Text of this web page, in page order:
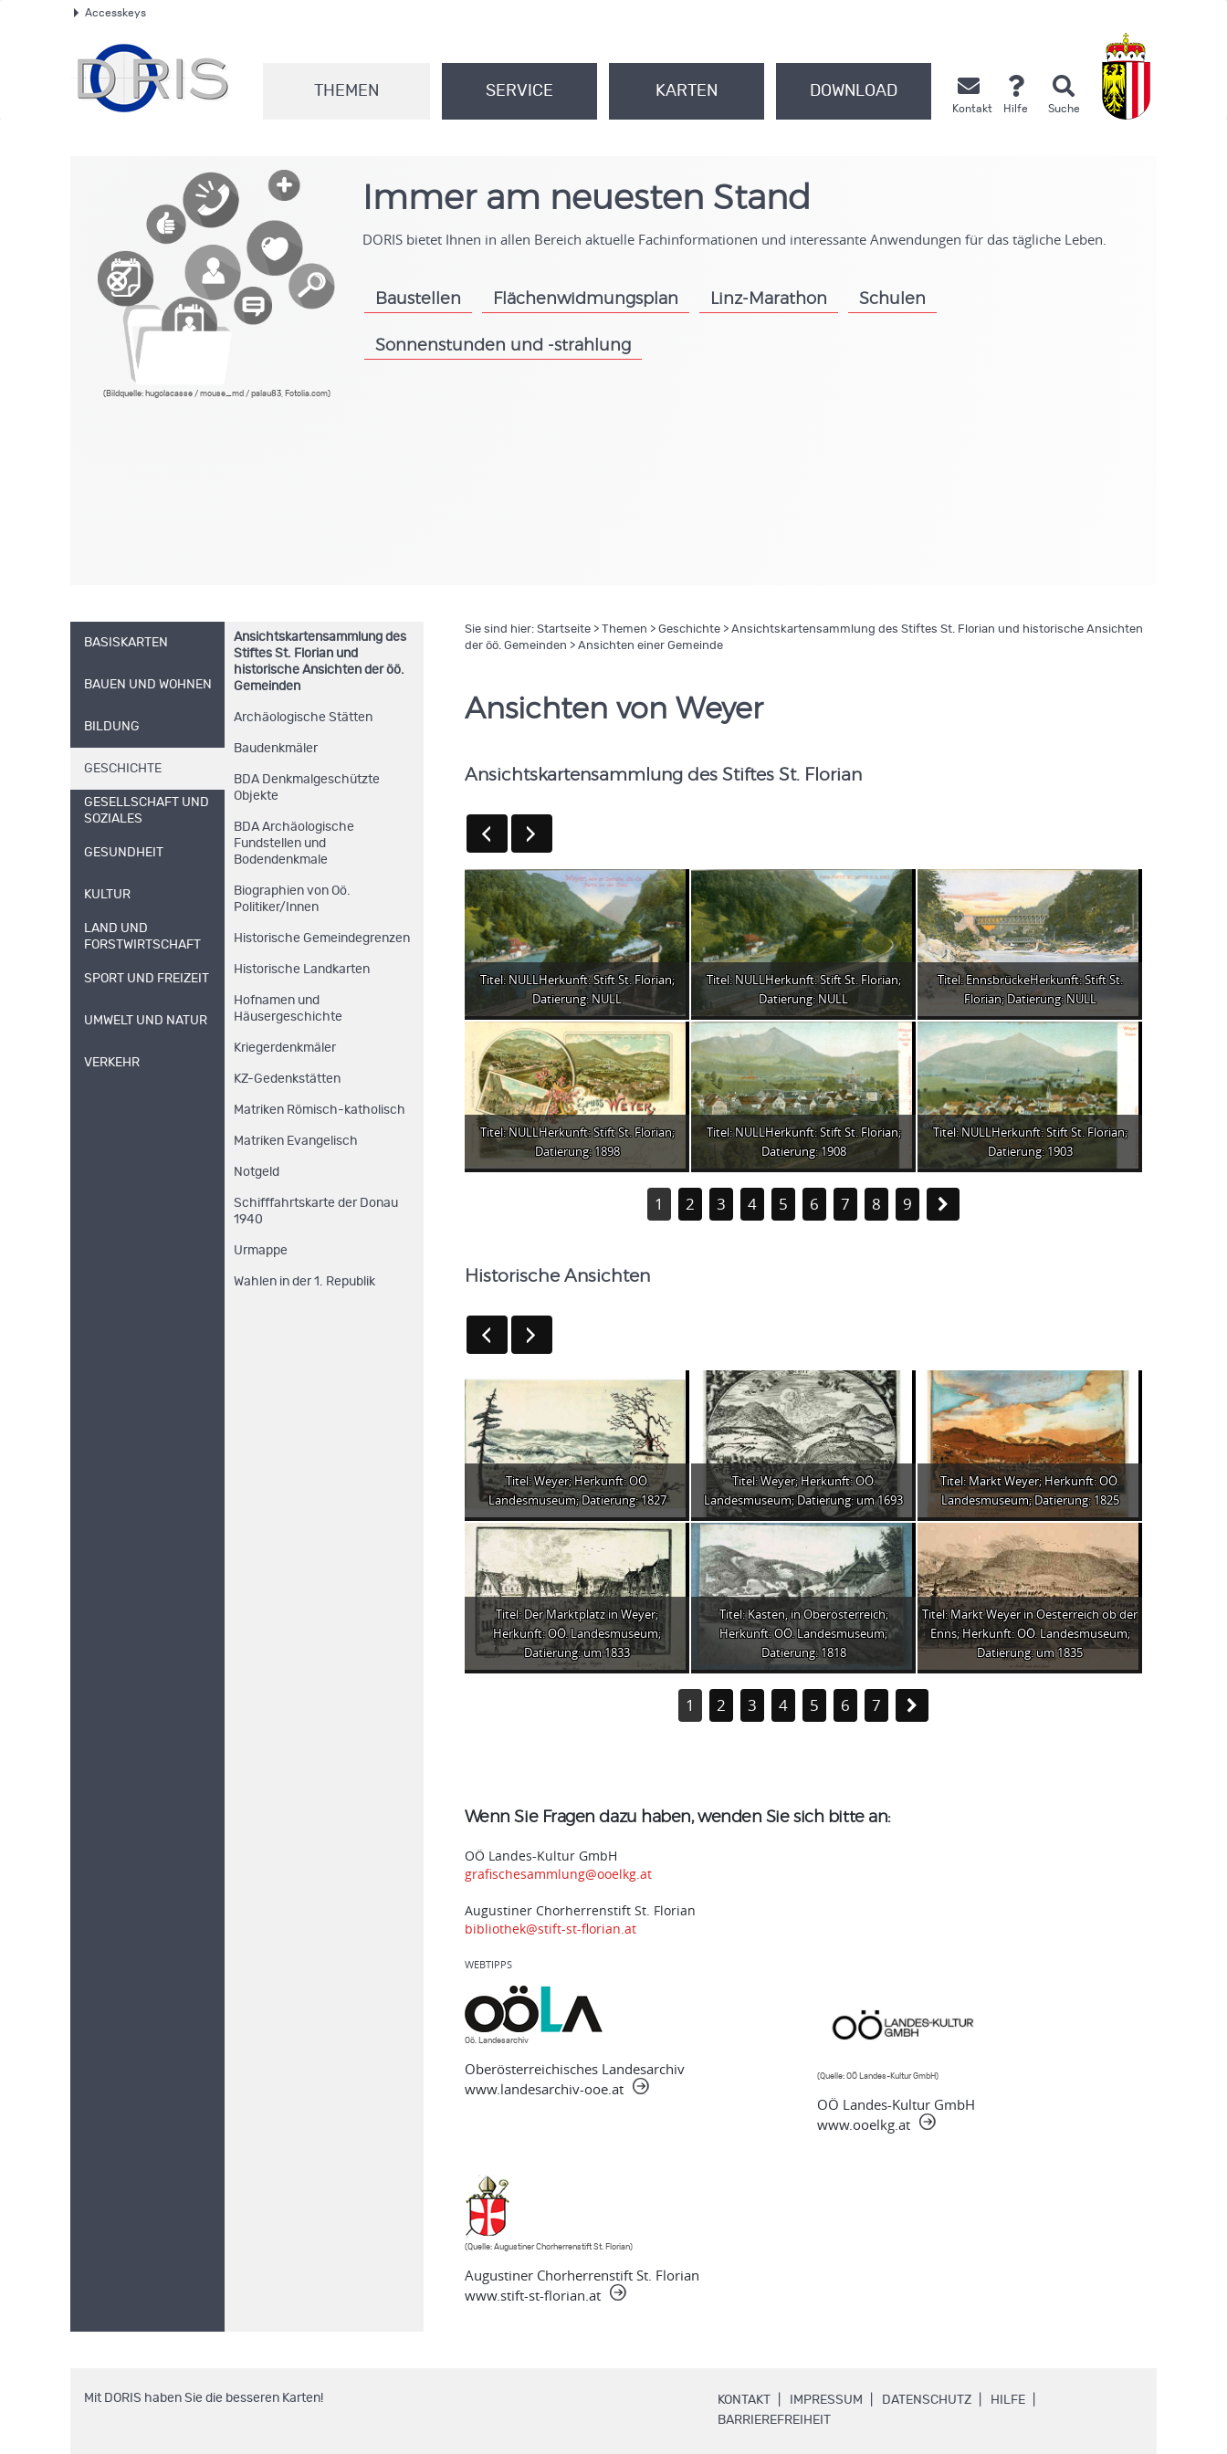
Accesskeys
THEMEN SERVICE KARTEN DOWNLOAD
Kontakt Hilfe Suche
(Bildquelle: hugolacasse / mouse_md / palau83, Fotolia.com)
Immer am neuesten Stand
DORIS bietet Ihnen in allen Bereich aktuelle Fachinformationen und interessante Anwendungen für das tägliche Leben.
Baustellen Flächenwidmungsplan
.
Linz-Marathon Schulen
Sonnenstunden und -strahlung
BASISKARTEN
BAUEN UND WOHNEN
BILDUNG
GESCHICHTE
Ansichtskartensammlung des
Stiftes St. Florian und
historische Ansichten der öö.
Gemeinden
Archäologische Stätten
Baudenkmäler
BDA Denkmalgeschützte
Objekte
BDA Archäologische
Fundstellen und
Bodendenkmale
Biographien von Oö.
Politiker/Innen
Historische Gemeindegrenzen
Historische Landkarten
Hofnamen und
Häusergeschichte
Kriegerdenkmäler
KZ-Gedenkstätten
Matriken Römisch-katholisch
Matriken Evangelisch
Notgeld
Schifffahrtskarte der Donau
1940
Urmappe
Wahlen in der 1. Republik
GESELLSCHAFT UND
SOZIALES
GESUNDHEIT
KULTUR
LAND UND
FORSTWIRTSCHAFT
SPORT UND FREIZEIT
UMWELT UND NATUR
VERKEHR
Sie sind hier: Startseite> Themen > Geschichte> Ansichtskartensammlung des Stiftes St. Florian und historische Ansichten
der öö. Gemeinden > Ansichten einer Gemeinde
Ansichten von Weyer
Ansichtskartensammlung des Stiftes St. Florian
Titel: NULLHerkunft: Stift St. Florian;
Datierung: NULL
Titel: NULLHerkunft: Stift St. Florian;
Datierung: NULL
Titel: EnnsbrückeHerkunft: Stift St.
Florian; Datierung: NULL
Titel: NULLHerkunft: Stift St. Florian;
Datierung: 1898
Titel: NULLHerkunft: Stift St. Florian;
Datierung: 1908
Titel: NULLHerkunft: Stift St. Florian;
Datierung: 1903
1 2 3 4 5 6 7 8 9
Historische Ansichten
Titel: Weyer; Herkunft: OÖ.
Landesmuseum; Datierung: 1827
Titel: Weyer; Herkunft: OÖ.
Landesmuseum; Datierung: um 1693
Titel: Markt Weyer; Herkunft: OÖ.
Landesmuseum; Datierung: 1825
Titel: Der Marktplatz in Weyer;
Herkunft: OÖ. Landesmuseum;
Datierung: um 1833
Titel: Kasten, in Oberösterreich;
Herkunft: OÖ. Landesmuseum;
Datierung: 1818
Titel: Markt Weyer in Oesterreich ob der
Enns; Herkunft: OÖ. Landesmuseum;
Datierung: um 1835
1 2 3 4 5 6 7
Wenn Sie Fragen dazu haben, wenden Sie sich bitte an:
OÖ Landes-Kultur GmbH
grafischesammlung@ooelkg.at
Augustiner Chorherrenstift St. Florian
bibliothek@stift-st-florian.at
WEBTIPPS
Oö. Landesarchiv
Oberösterreichisches Landesarchiv
www.landesarchiv-ooe.at
(Quelle: OÖ Landes-Kultur GmbH)
OÖ Landes-Kultur GmbH
www.ooelkg.at
(Quelle: Augustiner Chorherrenstift St. Florian)
Augustiner Chorherrenstift St. Florian
www.stift-st-florian.at
KONTAKT IMPRESSUM DATENSCHUTZ HILFE
BARRIEREFREIHEIT .
Mit DORIS haben Sie die besseren Karten!